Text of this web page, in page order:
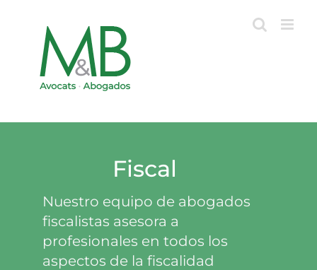
Fiscal
Nuestro equipo de abogados
fiscalistas asesora a
profesionales en todos los
aspectos de la fiscalidad